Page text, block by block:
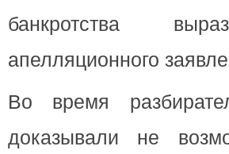
банкротства
апелляционного
Во время
доказывали не